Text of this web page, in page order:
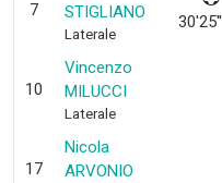
7
STIGLIANO
Laterale
30'25''
10
Vincenzo
MILUCCI
Laterale
17
Nicola
ARVONIO